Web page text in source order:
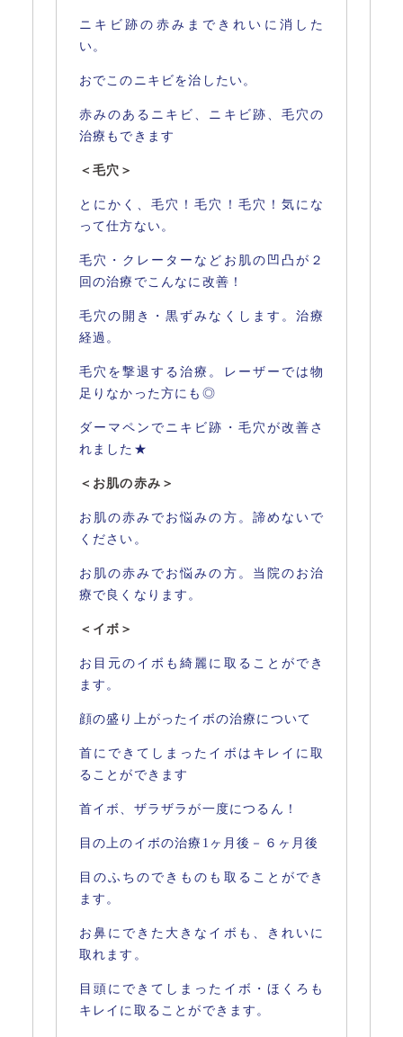
ニキビ跡の赤みまできれいに消した
い。
おでこのニキビを治したい。
赤みのあるニキビ、ニキビ跡、毛穴の
治療もできます
＜毛穴＞
とにかく、毛穴！毛穴！毛穴！気にな
って仕方ない。
毛穴・クレーターなどお肌の凹凸が２
回の治療でこんなに改善！
毛穴の開き・黒ずみなくします。治療
経過。
毛穴を撃退する治療。レーザーでは物
足りなかった方にも◎
ダーマペンでニキビ跡・毛穴が改善さ
れました★
＜お肌の赤み＞
お肌の赤みでお悩みの方。諦めないで
ください。
お肌の赤みでお悩みの方。当院のお治
療で良くなります。
＜イボ＞
お目元のイボも綺麗に取ることができ
ます。
顔の盛り上がったイボの治療について
首にできてしまったイボはキレイに取
ることができます
首イボ、ザラザラが一度につるん！
目の上のイボの治療1ヶ月後－６ヶ月後
目のふちのできものも取ることができ
ます。
お鼻にできた大きなイボも、きれいに
取れます。
目頭にできてしまったイボ・ほくろも
キレイに取ることができます。